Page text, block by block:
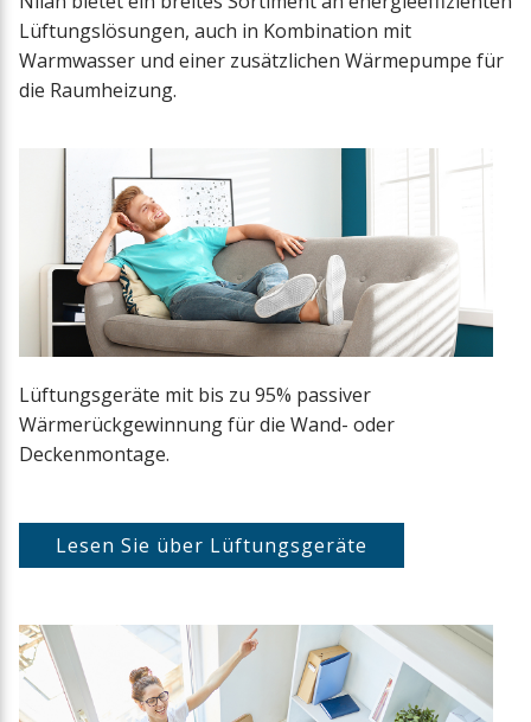
Halterung
Sockelrahmen
Heizkabel
Lüftungslösungen, auch in Kombination mit
Warmwasser und einer zusätzlichen Wärmepumpe für
die Raumheizung.
Lüftungsgeräte mit bis zu 95% passiver
Wärmerückgewinnung für die Wand- oder
Deckenmontage.
Lesen Sie über Lüftungsgeräte